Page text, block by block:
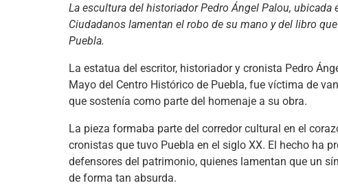
La escultura del historiador Pedro Ángel Palou, ubicada
Ciudadanos lamentan el robo de su mano y del libro
Puebla.
La estatua del escritor, historiador y cronista Pedro
Mayo del Centro Histórico de Puebla, fue víctima de
que sostenía como parte del homenaje a su obra.
La pieza formaba parte del corredor cultural en el
cronistas que tuvo Puebla en el siglo XX. El hecho ha
defensores del patrimonio, quienes lamentan que un
de forma tan absurda.